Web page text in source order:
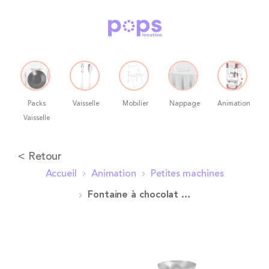
Packs
Vaisselle
Vaisselle Mobilier Nappage Animation
Allez
< Retour
Accueil Animation Petites machines
Fontaine à chocolat Pops + 2 kilos de pistoles chocolat